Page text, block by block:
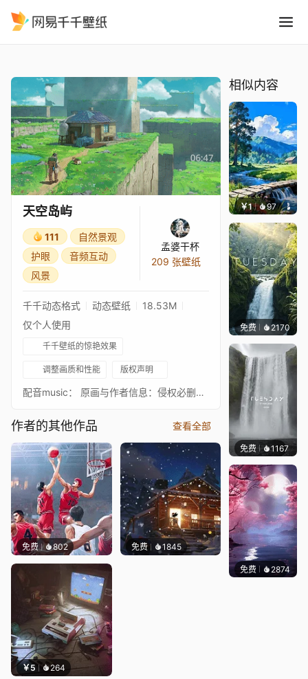
天空岛屿
111
自然景观
护眼
音频互动
风景
孟婆干杯
209 张壁纸
千千动态格式 动态壁纸
18.53M
仅个人使用
千千壁纸的惊艳效果
调整画质和性能 版权声明
配音music： 原画与作者信息：侵权必删，转载须注明出处及原画信息，勿做商用。接受私人定制属于你自己的壁纸（任何类型包括18+）如有意请留言Accept the customized service(Any type including 18+),I can make your favorite wallpaper pictures move
作者的其他作品 查看全部
免费 802 免费 1845
￥5 264
相似内容
￥1 97 叮叮
免费 2170
免费 1167
免费 2874